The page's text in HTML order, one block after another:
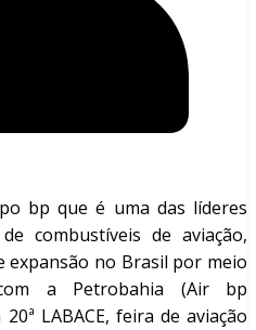
bp que é uma das líderes
combustíveis de aviação,
expansão no Brasil por meio
a Petrobahia (Air bp
LABACE, feira de aviação